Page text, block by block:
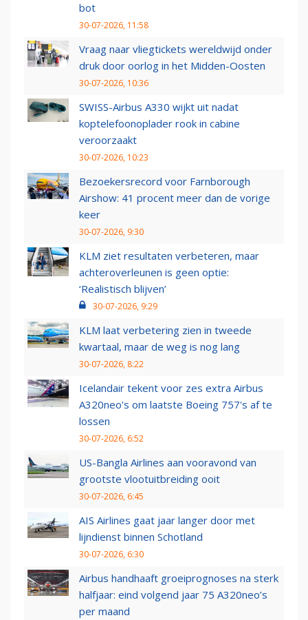
bot
30-07-2026, 11:58
Vraag naar vliegtickets wereldwijd onder
druk door oorlog in het Midden-Oosten
30-07-2026, 10:36
SWISS-Airbus A330 wijkt uit nadat
koptelefoonoplader rook in cabine
veroorzaakt
30-07-2026, 10:23
Bezoekersrecord voor Farnborough
Airshow: 41 procent meer dan de vorige
keer
30-07-2026, 9:30
KLM ziet resultaten verbeteren, maar
achteroverleunen is geen optie:
‘Realistisch blijven’
30-07-2026, 9:29
KLM laat verbetering zien in tweede
kwartaal, maar de weg is nog lang
30-07-2026, 8:22
Icelandair tekent voor zes extra Airbus
A320neo's om laatste Boeing 757's af te
lossen
30-07-2026, 6:52
US-Bangla Airlines aan vooravond van
grootste vlootuitbreiding ooit
30-07-2026, 6:45
AIS Airlines gaat jaar langer door met
lijndienst binnen Schotland
30-07-2026, 6:30
Airbus handhaaft groeiprognoses na sterk
halfjaar: eind volgend jaar 75 A320neo’s
per maand